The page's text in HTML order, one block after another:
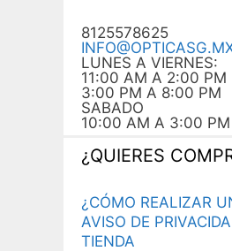
8125578625
LUNES A VIERNES:
11:00 AM A 2:00 PM
3:00 PM A 8:00 PM
SABADO
10:00 AM A 3:00 PM
¿QUIERES
¿CÓMO REALIZAR
AVISO DE
TIENDA